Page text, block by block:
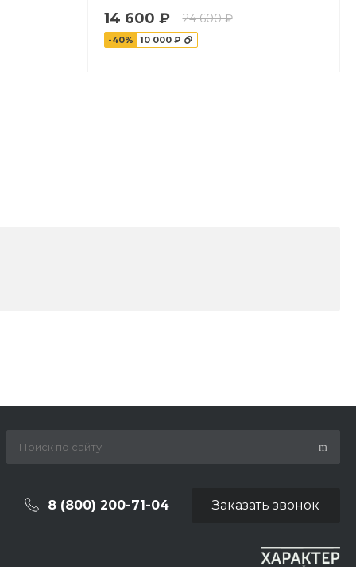
14 600 ₽ 24 600 ₽
-40% 10 000 ₽
8 (800) 200-71-04 Заказать звонок